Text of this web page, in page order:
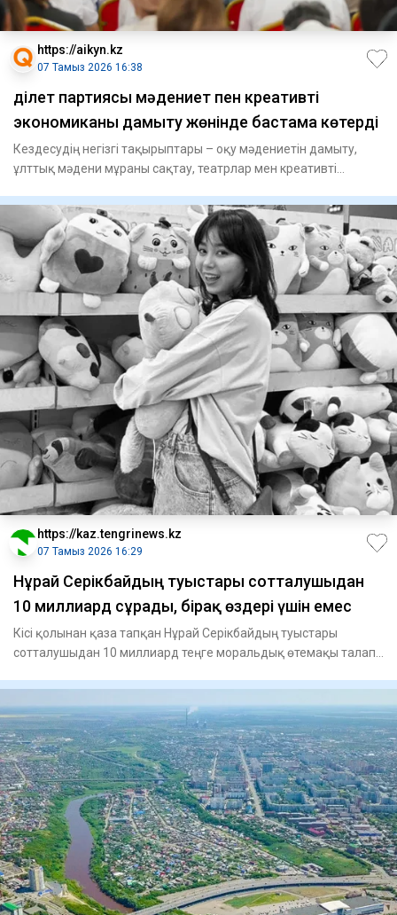
https://aikyn.kz
07 Тамыз 2026 16:38
Әділет партиясы мәдениет пен креативті
экономиканы дамыту жөнінде бастама көтерді
Кездесудің негізгі тақырыптары – оқу мәдениетін дамыту,
ұлттық мәдени мұраны сақтау, театрлар мен креативті
https://kaz.tengrinews.kz
07 Тамыз 2026 16:29
Нұрай Серікбайдың туыстары сотталушыдан
10 миллиард сұрады, бірақ өздері үшін емес
Кісі қолынан қаза тапқан Нұрай Серікбайдың туыстары
сотталушыдан 10 миллиард теңге моральдық өтемақы талап